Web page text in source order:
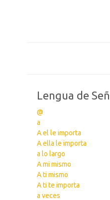
Lengua de
@
a
A el le importa
A ella le importa
a lo largo
A mi mismo
A ti mismo
A ti te importa
a veces